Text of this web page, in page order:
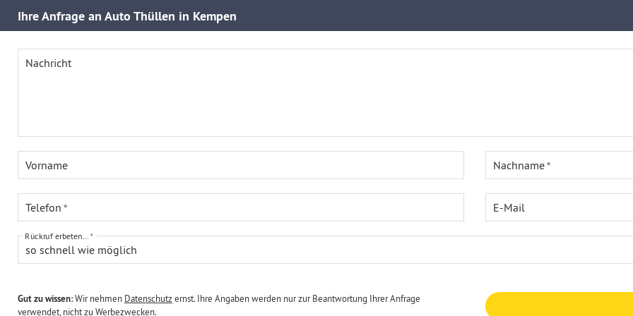
IhreAnfrage an Auto Thüllen in Kempen
Nachricht
Vorname Nachname
Telefon E-Mail
so schnell wie möglich
Rückruf erbeten...
Gut zu wissen:Wir nehmen Datenschutzernst. Ihre Angaben werden nur zur Beantwortung Ihrer Anfrage
verwendet, nicht zu Werbezwecken.